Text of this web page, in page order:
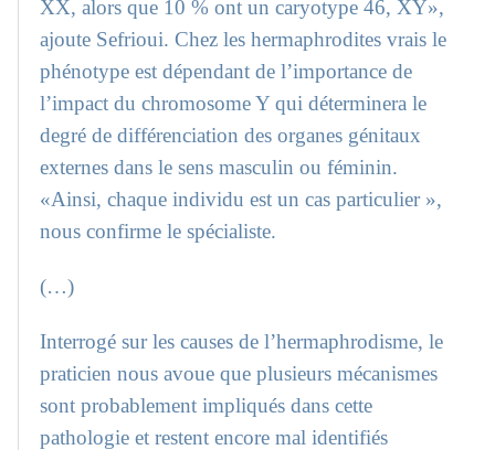
XX, alors que 10 % ont un caryotype 46, XY»,
ajoute Sefrioui. Chez les hermaphrodites vrais le
phénotype est dépendant de l’importance de
l’impact du chromosome Y qui déterminera le
degré de différenciation des organes génitaux
externes dans le sens masculin ou féminin.
«Ainsi, chaque individu est un cas particulier »,
nous confirme le spécialiste.
(…)
Interrogé sur les causes de l’hermaphrodisme, le
praticien nous avoue que plusieurs mécanismes
sont probablement impliqués dans cette
pathologie et restent encore mal identifiés